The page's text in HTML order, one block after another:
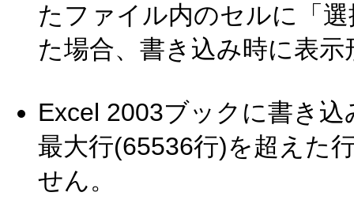
たファイル内のセルに「
た場合、書き込み時に表
Excel 2003ブックに書き
最大行(65536行)を超えた
せん。